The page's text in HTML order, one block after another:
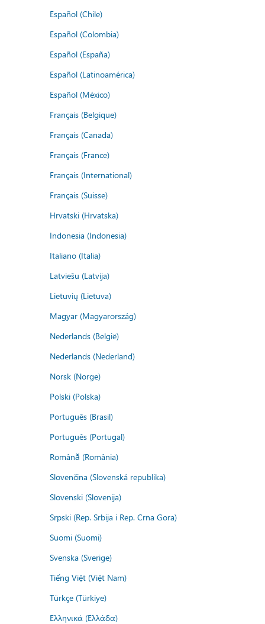
Español (Chile)
Español (Colombia)
Español (España)
Español (Latinoamérica)
Español (México)
Français (Belgique)
Français (Canada)
Français (France)
Français (International)
Français (Suisse)
Hrvatski (Hrvatska)
Indonesia (Indonesia)
Italiano (Italia)
Latviešu (Latvija)
Lietuvių (Lietuva)
Magyar (Magyarország)
Nederlands (België)
Nederlands (Nederland)
Norsk (Norge)
Polski (Polska)
Português (Brasil)
Português (Portugal)
Română (România)
Slovenčina (Slovenská republika)
Slovenski (Slovenija)
Srpski (Rep. Srbija i Rep. Crna Gora)
Suomi (Suomi)
Svenska (Sverige)
Tiếng Việt (Việt Nam)
Türkçe (Türkiye)
Ελληνικά (Ελλάδα)